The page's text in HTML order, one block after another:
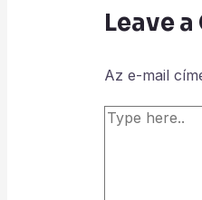
Leave
Az e-mail